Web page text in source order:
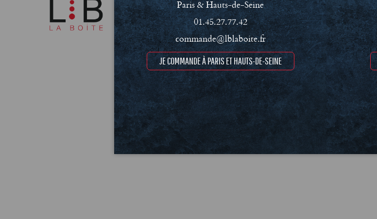
Paris & Hauts-de-Seine
01.45.27.77.42
commande@lblaboite.fr
JE COMMANDE À PARIS ET HAUTS-DE-SEINE